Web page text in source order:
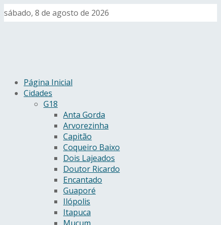
sábado, 8 de agosto de 2026
Página Inicial
Cidades
G18
Anta Gorda
Arvorezinha
Capitão
Coqueiro Baixo
Dois Lajeados
Doutor Ricardo
Encantado
Guaporé
Ilópolis
Itapuca